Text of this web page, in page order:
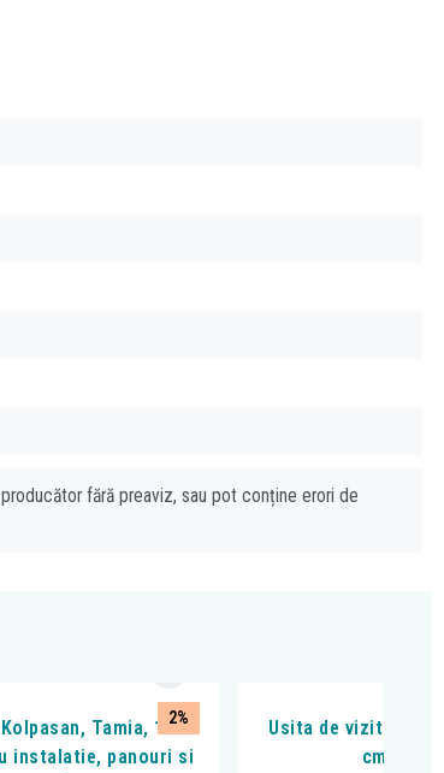
fără preaviz, sau pot conține erori de
2%
Tamia, 170 x
instalatie, panouri si
Usita de vizitare
cm, inox